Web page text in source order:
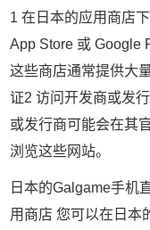
1 在日本的应用商店
App Store 或 Google
这些商店通常提供大
证2 访问开发商或发
或发行商可能会在其
浏览这些网站。
日本的Galgame手机
用商店 您可以在日本